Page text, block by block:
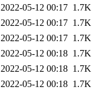
2022-05-12 00:17 1.7K
2022-05-12 00:17 1.7K
2022-05-12 00:17 1.7K
2022-05-12 00:18 1.7K
2022-05-12 00:18 1.7K
2022-05-12 00:18 1.7K